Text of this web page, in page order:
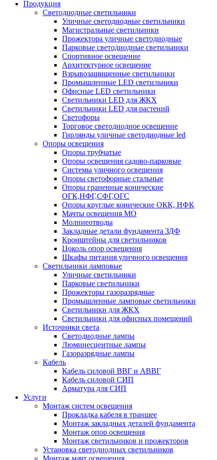
Продукция
Светодиодные светильники
Уличные светодиодные светильники
Магистральные светильники
Прожектора уличные светодиодные
Парковые светодиодные светильники
Спортивное освещение
Архитектурное освещение
Взрывозащищенные светильники
Промышленные LED светильники
Офисные LED светильники
Cветильники LED для ЖКХ
Светильники LED для растений
Светофоры
Торговое светодиодное освещение
Гирлянды уличные светодиодные led
Опоры освещения
Опоры трубчатые
Опоры освещения садово-парковые
Системы уличного освещения
Опоры светофорные стальные
Опоры граненные конические
ОГК,НФГ,СФГ,ОГС
Опоры круглые конические ОКК, НФК
Мачты освещения МО
Молниеотводы
Закладные детали фундамента ЗДФ
Кронштейны для светильников
Цоколь опор освещения
Шкафы питания уличного освещения
Светильники ламповые
Уличные светильники
Парковые светильники
Прожекторы газоразрядные
Промышленные ламповые светильники
Светильники для ЖКХ
Светильники для офисных помещений
Источники света
Светодиодные лампы
Люминесцентные лампы
Газоразрядные лампы
Кабель
Кабель силовой ВВГ и АВВГ
Кабель силовой СИП
Арматура для СИП
Услуги
Монтаж систем освещения
Прокладка кабеля в траншее
Монтаж закладных деталей фундамента
Монтаж опор освещения
Монтаж светильников и прожекторов
Установка светодиодных светильников
Монтаж мачт освещения